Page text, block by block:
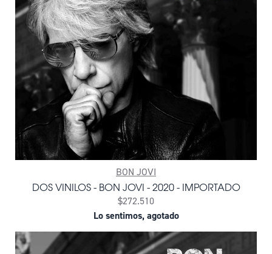
BON JOVI
DOS VINILOS - BON JOVI - 2020 - IMPORTADO
$272.510
Lo sentimos, agotado